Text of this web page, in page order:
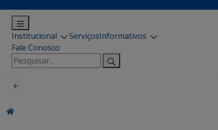
Institucional ServiçosInformativos
Fale Conosco
Pesquisar
por: